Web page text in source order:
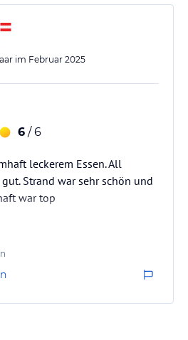
anfragen. Wenn eine Indische
dies ein no go.
im Februar 2025
6 / 6
leckerem Essen. All
Strand war sehr schön und
war top